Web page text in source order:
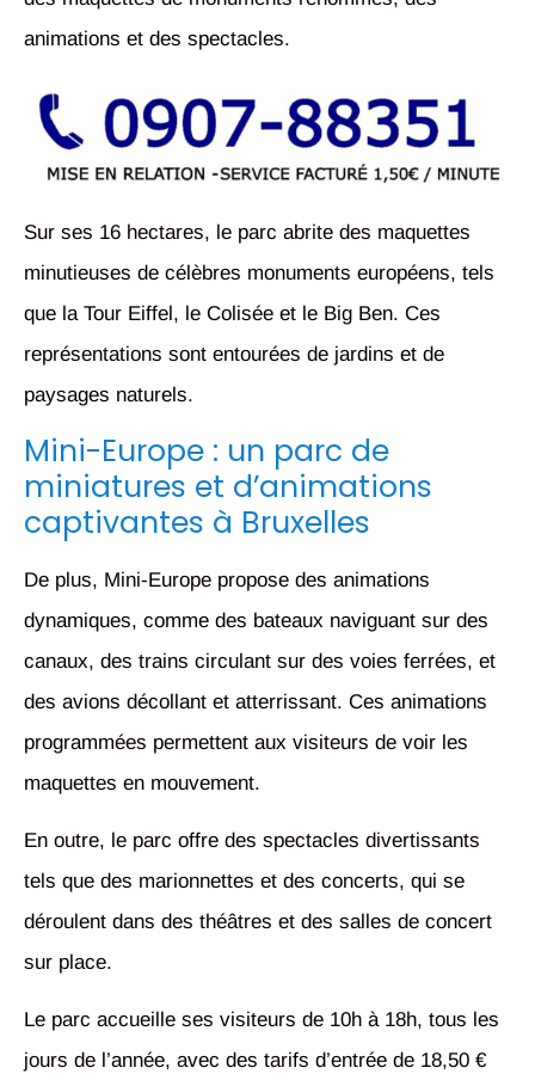
animations et des spectacles.
Sur ses 16 hectares, le parc abrite des maquettes
minutieuses de célèbres monuments européens, tels
que la Tour Eiffel, le Colisée et le Big Ben. Ces
représentations sont entourées de jardins et de
paysages naturels.
Mini-Europe : un parc de
miniatures et d’animations
captivantes à Bruxelles
De plus, Mini-Europe propose des animations
dynamiques, comme des bateaux naviguant sur des
canaux, des trains circulant sur des voies ferrées, et
des avions décollant et atterrissant. Ces animations
programmées permettent aux visiteurs de voir les
maquettes en mouvement.
En outre, le parc offre des spectacles divertissants
tels que des marionnettes et des concerts, qui se
déroulent dans des théâtres et des salles de concert
sur place.
Le parc accueille ses visiteurs de 10h à 18h, tous les
jours de l’année, avec des tarifs d’entrée de 18,50 €